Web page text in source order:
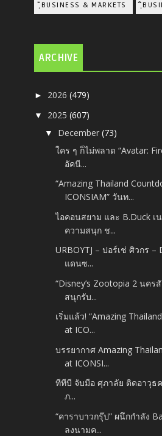
ฺัBUSINESS & MARKETS
ARCHIVE
► 2026(479)
▼ 2025(607)
▼ December(73)
ใคร ๆ ก็ไม่พลาด “Avatar:
อัคนี...
“Amazing Thailand
ICONSIAM” วันท...
ไอคอนสยาม และ B.Duck
ความสนุก ช...
URBOYTJ – ปอร์เช่ ศิวกร –
แดนซ...
“Disney’s Zootopia 2 นค
สนุกรับ...
เริ่มแล้ว! “Amazing
at ICO...
บรรยากาศ Amazing
at ICONSI...
ทีทีบี จับมือ ศุภาลัย ติดอาวุธ
ภ...
“คาราบาวกรุ๊ป” ผนึกกำลัง
ลงนามค...